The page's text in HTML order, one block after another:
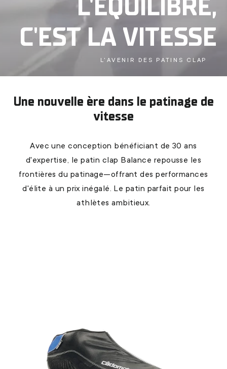
L'ÉQUILIBRE,
C'EST LA VITESSE
L'AVENIR DES PATINS CLAP
Une nouvelle ère dans le patinage de
vitesse
Avec une conception bénéficiant de 30 ans
d'expertise, le patin clap Balance repousse les
frontières du patinage—offrant des performances
d'élite à un prix inégalé. Le patin parfait pour les
athlètes ambitieux.